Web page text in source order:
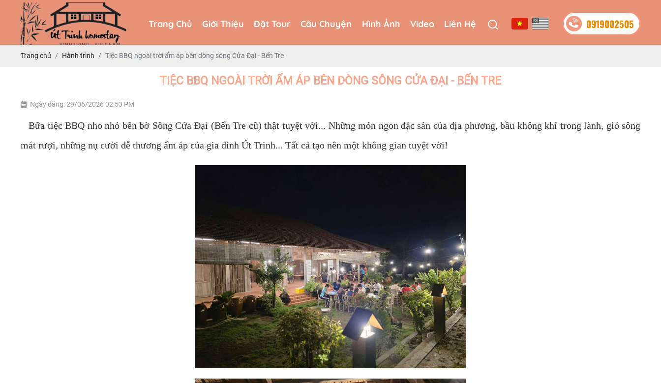
Trang Chủ Giới Thiệu Đặt Tour Câu Chuyện Hình Ảnh Video Liên Hệ 0919002505
Trang Chủ Giới Thiệu Đặt Tour Câu Chuyện Hình Ảnh Video Liên Hệ 0919002505
Trang chủ Hành trình Tiệc BBQ ngoài trời ấm áp bên dòng sông Cửa Đại - Bến Tre
TIỆC BBQ NGOÀI TRỜI ẤM ÁP BÊN DÒNG SÔNG CỬA ĐẠI - BẾN TRE
Ngày đăng: 29/06/2026 02:53 PM
Bữa tiệc BBQ nho nhỏ bên bờ Sông Cửa Đại (Bến Tre cũ) thật tuyệt vời... Những món ngon đặc sản của địa phương, bầu không khí trong lành, gió sông
mát rượi, những nụ cười dễ thương ấm áp của gia đình Út Trinh... Tất cả tạo nên một không gian tuyệt vời!